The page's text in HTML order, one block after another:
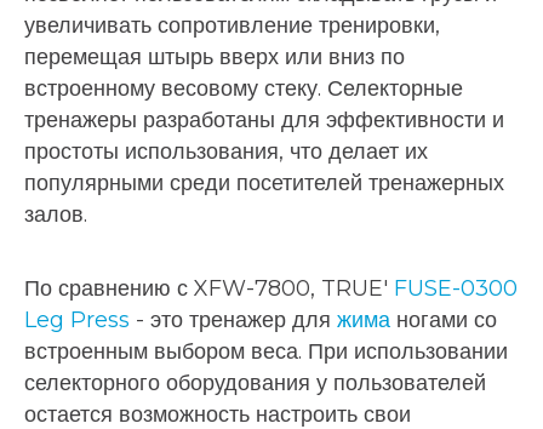
увеличивать сопротивление тренировки,
перемещая штырь вверх или вниз по
встроенному весовому стеку. Селекторные
тренажеры разработаны для эффективности и
простоты использования, что делает их
популярными среди посетителей тренажерных
залов.
По сравнению с XFW-7800, TRUE' FUSE-0300
Leg Press - это тренажер для жима ногами со
встроенным выбором веса. При использовании
селекторного оборудования у пользователей
остается возможность настроить свои